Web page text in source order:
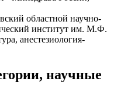
областной научно­-
институт им. М.Ф.
анестезиология-
научные